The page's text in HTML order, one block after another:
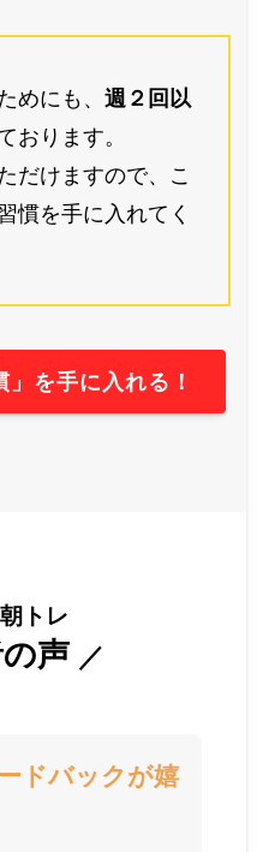
めにも、週２回以
おります。
だけますので、こ
慣を手に入れてく
を手に入れる！
トレ
声 ／
ドバックが嬉